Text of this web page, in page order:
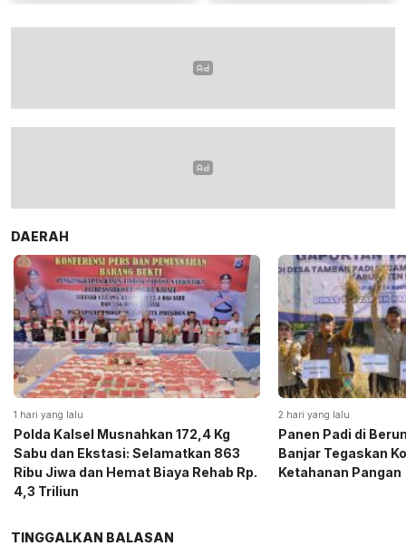
DAERAH
1 hari yang lalu
Polda Kalsel Musnahkan 172,4 Kg
Sabu dan Ekstasi: Selamatkan 863
Ribu Jiwa dan Hemat Biaya Rehab Rp.
4,3 Triliun
2 hari yang lalu
Panen Padi di
Banjar Tegaskan
Ketahanan Pangan
TINGGALKAN BALASAN